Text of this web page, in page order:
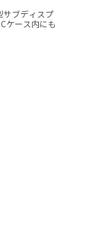
サブディスプ
ケース内にも